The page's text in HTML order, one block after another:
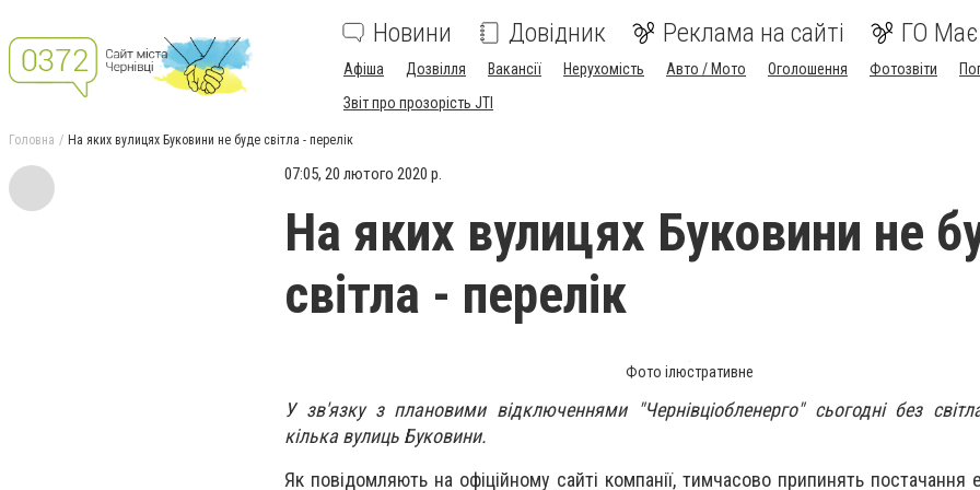
Новини Довідник Реклама на сайті ГО
Афіша Дозвілля Вакансії Нерухомість Авто / Мото Оголошення Фотозвіти
Звіт про прозорість JTI
Головна На яких вулицях Буковини не буде світла - перелік
07:05, 20 лютого 2020 р.
На яких вулицях Буковини не
світла - перелік
Фото ілюстративне
У зв'язку з плановими відключеннями "Чернівціобленерго" сьогодні без
кілька вулиць Буковини.
Як повідомляють на офіційному сайті компанії, тимчасово припинять постачання